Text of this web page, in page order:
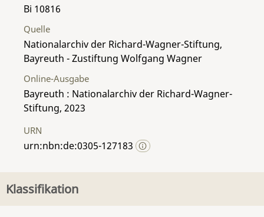
Bi 10816
Quelle
Nationalarchiv der Richard-Wagner-Stiftung,
Bayreuth - Zustiftung Wolfgang Wagner
Online-Ausgabe
Bayreuth : Nationalarchiv der Richard-Wagner-
Stiftung, 2023
URN
urn:nbn:de:0305-127183
Klassifikation